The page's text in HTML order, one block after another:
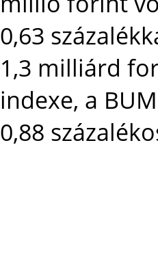
0,63
1,3 milliárd
indexe, a
0,88